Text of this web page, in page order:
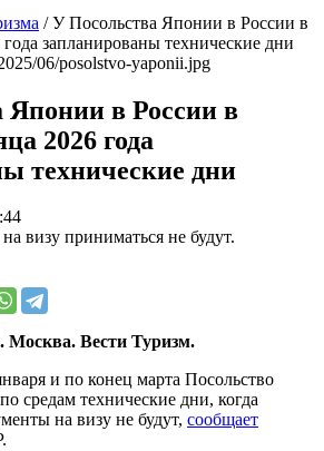
/У Посольства Японии в России в
запланированы технические дни
Японии в России в
2026 года
технические дни
визу приниматься не будут.
Москва. Вести Туризм.
и по конец марта Посольство
средам технические дни, когда
на визу не будут, сообщает